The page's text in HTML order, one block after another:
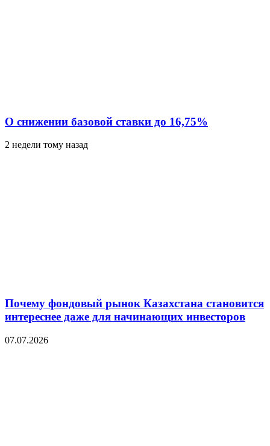
О снижении базовой ставки до 16,75%
2 недели тому назад
Почему фондовый рынок Казахстана становится
интереснее даже для начинающих инвесторов
07.07.2026